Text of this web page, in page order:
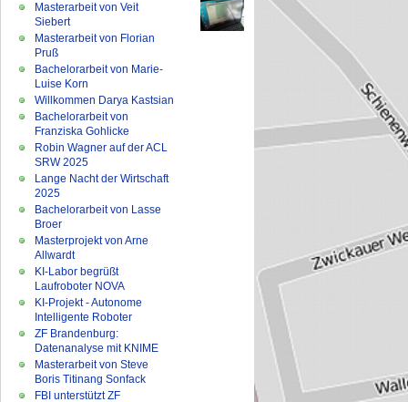
Masterarbeit von Veit
Siebert
Masterarbeit von Florian
Pruß
Bachelorarbeit von Marie-
Luise Korn
Willkommen Darya Kastsian
Bachelorarbeit von
Franziska Gohlicke
Robin Wagner auf der ACL
SRW 2025
Lange Nacht der Wirtschaft
2025
Bachelorarbeit von Lasse
Broer
Masterprojekt von Arne
Allwardt
KI-Labor begrüßt
Laufroboter NOVA
KI-Projekt - Autonome
Intelligente Roboter
ZF Brandenburg:
Datenanalyse mit KNIME
Masterarbeit von Steve
Boris Titinang Sonfack
FBI unterstützt ZF